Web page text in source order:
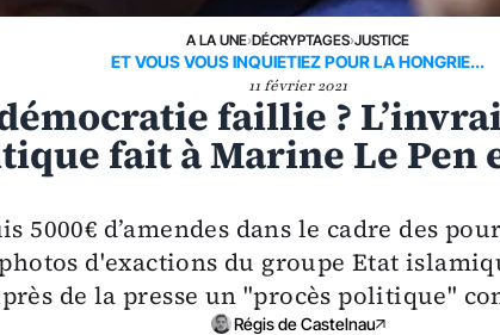
A LA UNE›DÉCRYPTAGES›JUSTICE
ET VOUS VOUS INQUIETIEZ POUR LA HONGRIE...
11 février 2021
faillie ?
fait à Marine Le Pen
5000€ d’amendes dans le cadre des
d'exactions du groupe Etat
de la presse un "procès politique"
Régis de Castelnau